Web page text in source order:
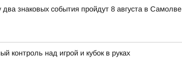
знаковых события пройдут 8 августа в Самолве
контроль над игрой и кубок в руках